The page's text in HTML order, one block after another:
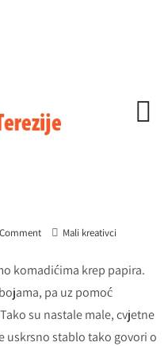
Mali kreativci
komadićima krep papira.
pa uz pomoć
su nastale male, cvjetne
uskrsno stablo tako govori o